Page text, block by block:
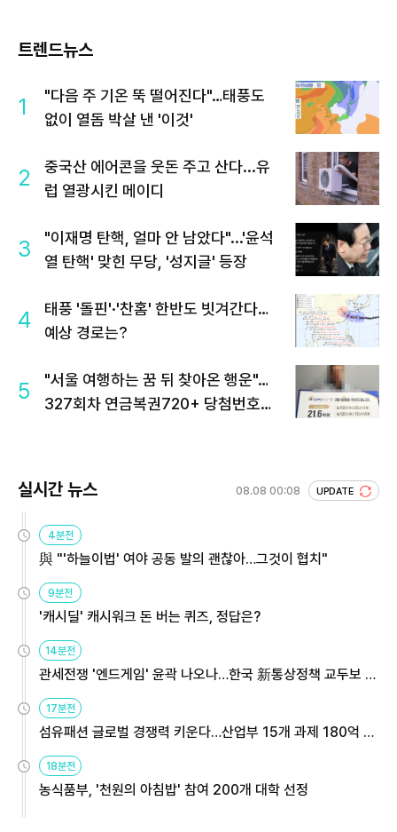
트렌드뉴스
1
"다음 주 기온 뚝 떨어진다"…태풍도
없이 열돔 박살 낸 '이것'
2
중국산 에어콘을 웃돈 주고 산다...유
럽 열광시킨 메이디
3
"이재명 탄핵, 얼마 안 남았다"...'윤석
열 탄핵' 맞힌 무당, '성지글' 등장
4
태풍 '돌핀'·'찬홈' 한반도 빗겨간다…
예상 경로는?
5
"서울 여행하는 꿈 뒤 찾아온 행운"…
327회차 연금복권720+ 당첨번호조
실시간 뉴스 08.08 00:08 UPDATE
4분전
與 "'하늘이법' 여야 공동 발의 괜찮아…그것이 협치"
9분전
'캐시딜' 캐시워크 돈 버는 퀴즈, 정답은?
14분전
관세전쟁 '엔드게임' 윤곽 나오나…한국 新통상정책 교두보 활
17분전
섬유패션 글로벌 경쟁력 키운다…산업부 15개 과제 180억 지
18분전
농식품부, '천원의 아침밥' 참여 200개 대학 선정